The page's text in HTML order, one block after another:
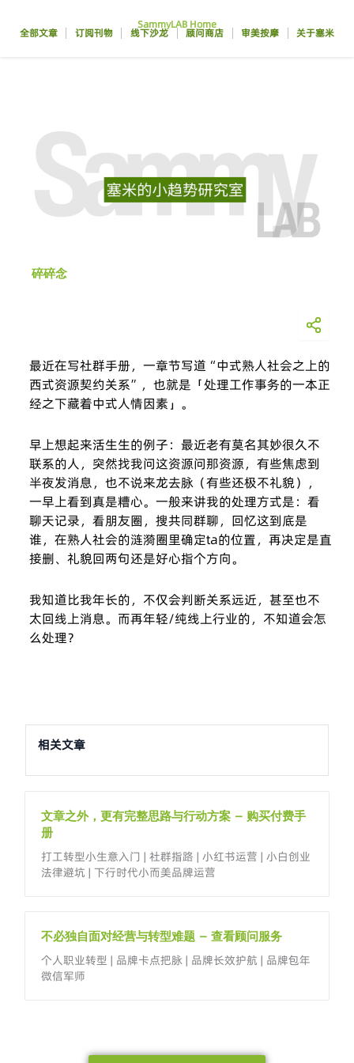
SammyLAB Home
全部文章 订阅刊物 线下沙龙 顾问商店 审美按摩 关于塞米
碎碎念
最近在写社群手册，一章节写道“中式熟人社会之上的
西式资源契约关系”，也就是「处理工作事务的一本正
经之下藏着中式人情因素」。
早上想起来活生生的例子：最近老有莫名其妙很久不
联系的人，突然找我问这资源问那资源，有些焦虑到
半夜发消息，也不说来龙去脉（有些还极不礼貌），
一早上看到真是糟心。一般来讲我的处理方式是：看
聊天记录，看朋友圈，搜共同群聊，回忆这到底是
谁，在熟人社会的涟漪圈里确定ta的位置，再决定是直
接删、礼貌回两句还是好心指个方向。
我知道比我年长的，不仅会判断关系远近，甚至也不
太回线上消息。而再年轻/纯线上行业的，不知道会怎
么处理？
相关文章
文章之外，更有完整思路与行动方案 – 购买付费手
册
打工转型小生意入门 | 社群指路 | 小红书运营 | 小白创业
法律避坑 | 下行时代小而美品牌运营
不必独自面对经营与转型难题 – 查看顾问服务
个人职业转型 | 品牌卡点把脉 | 品牌长效护航 | 品牌包年
微信军师